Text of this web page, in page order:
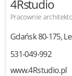
4Rstudio
Pracownie
Gdańsk80-175,
531-049-992
www.4Rstudio.pl